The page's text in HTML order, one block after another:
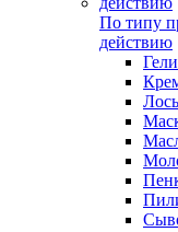
По типу
действию
Гели